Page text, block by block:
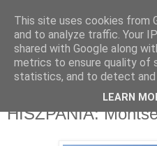
wtorek, 15 października
HISZPANIA:
This site uses cookies from
and to analyze traffic. Your
shared with Google along
metrics to ensure quality of
statistics, and to detect and
LEARN